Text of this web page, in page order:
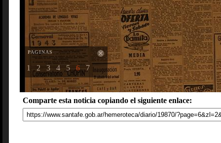
PAGINAS
1 2 3 4 5 6 7
Comparte esta noticia copiando el siguiente enlace: